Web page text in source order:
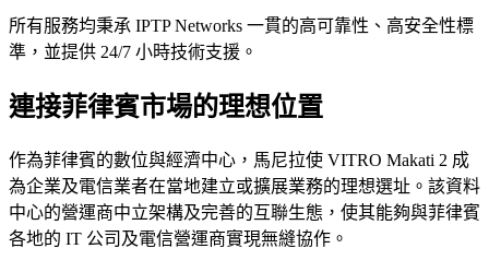
所有服務均秉承 IPTP Networks 一貫的高可靠性、高安全性標
準，並提供 24/7 小時技術支援。
連接菲律賓市場的理想位置
作為菲律賓的數位與經濟中心，馬尼拉使 VITRO Makati 2 成
為企業及電信業者在當地建立或擴展業務的理想選址。該資料
中心的營運商中立架構及完善的互聯生態，使其能夠與菲律賓
各地的 IT 公司及電信營運商實現無縫協作。